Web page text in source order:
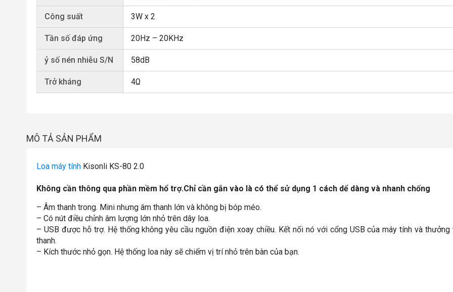
Công suất 3W x 2
Tần số đáp ứng 20Hz – 20KHz
ỷ số nén nhiễu S/N 58dB
Trở kháng 4Ω
MÔ TẢ SẢN PHẨM
Loa máy tính Kisonli KS-80 2.0
Không cần thông qua phần mềm hổ trợ.Chỉ cần gắn vào là có thể sử dụng 1 cách dể dàng và nhanh chống
– Âm thanh trong. Mini nhưng âm thanh lớn và không bị bóp méo.
– Có nút điều chỉnh âm lượng lớn nhỏ trên dây loa.
– USB được hỗ trợ. Hệ thống không yêu cầu nguồn điện xoay chiều. Kết nối nó với cổng USB của máy tính và thưởng
thanh.
– Kích thước nhỏ gọn. Hệ thống loa này sẽ chiếm vị trí nhỏ trên bàn của bạn.